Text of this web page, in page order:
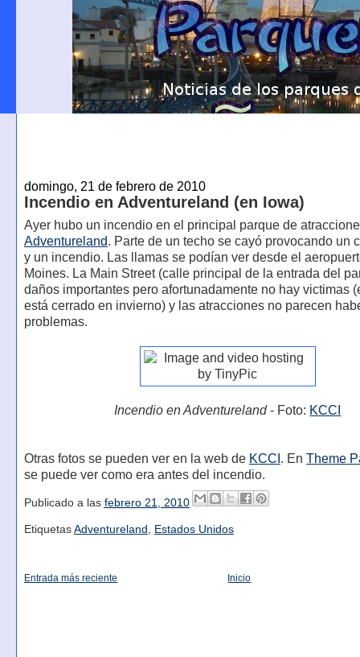
domingo, 21 de febrero de 2010
Incendio en Adventureland (en Iowa)
Ayer hubo un incendio en el principal parque de
Adventureland. Parte de un techo se cayó provocando un
y un incendio. Las llamas se podían ver desde el
Moines. La Main Street (calle principal de la entrada del
daños importantes pero afortunadamente no hay victimas
está cerrado en invierno) y las atracciones no parecen
problemas.
Incendio en Adventureland- Foto: KCCI
Otras fotos se pueden ver en la web de KCCI . En Theme
se puede ver como era antes del incendio.
Publicado a las febrero 21, 2010
Etiquetas Adventureland Estados Unidos
Entrada más reciente Inicio